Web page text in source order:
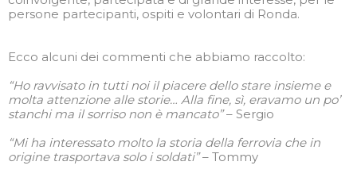
persone partecipanti, ospiti e volontari di Ronda.
Ecco alcuni dei commenti che abbiamo raccolto:
“Ho ravvisato in tutti noi il piacere dello stare insieme e
molta attenzione alle storie… Alla fine, sì, eravamo un po’
stanchi ma il sorriso non è mancato”– Sergio
“Mi ha interessato molto la storia della ferrovia che in
origine trasportava solo i soldati”– Tommy